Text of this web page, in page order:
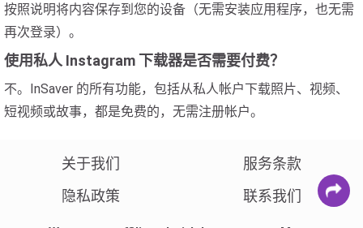
按照说明将内容保存到您的设备（无需安装应用程序，也无需
再次登录）。
使用私人 Instagram 下载器是否需要付费？
不。InSaver 的所有功能，包括从私人帐户下载照片、视频、
短视频或故事，都是免费的，无需注册帐户。
关于我们
服务条款
隐私政策
联系我们